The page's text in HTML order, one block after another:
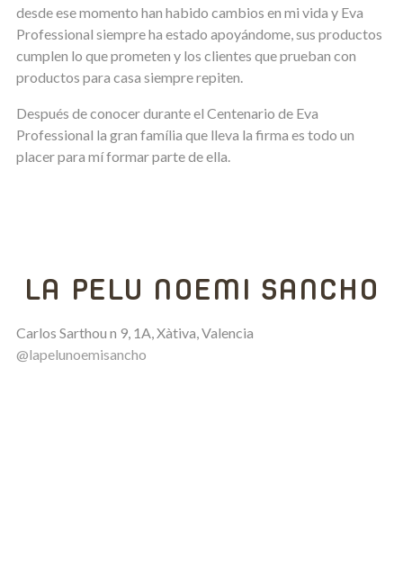
desde ese momento han habido cambios en mi vida y Eva
Professional siempre ha estado apoyándome, sus productos
cumplen lo que prometen y los clientes que prueban con
productos para casa siempre repiten.
Después de conocer durante el Centenario de Eva
Professional la gran família que lleva la firma es todo un
placer para mí formar parte de ella.
LA PELU NOEMI SANCHO
Carlos Sarthou n 9, 1A, Xàtiva, Valencia
@lapelunoemisancho